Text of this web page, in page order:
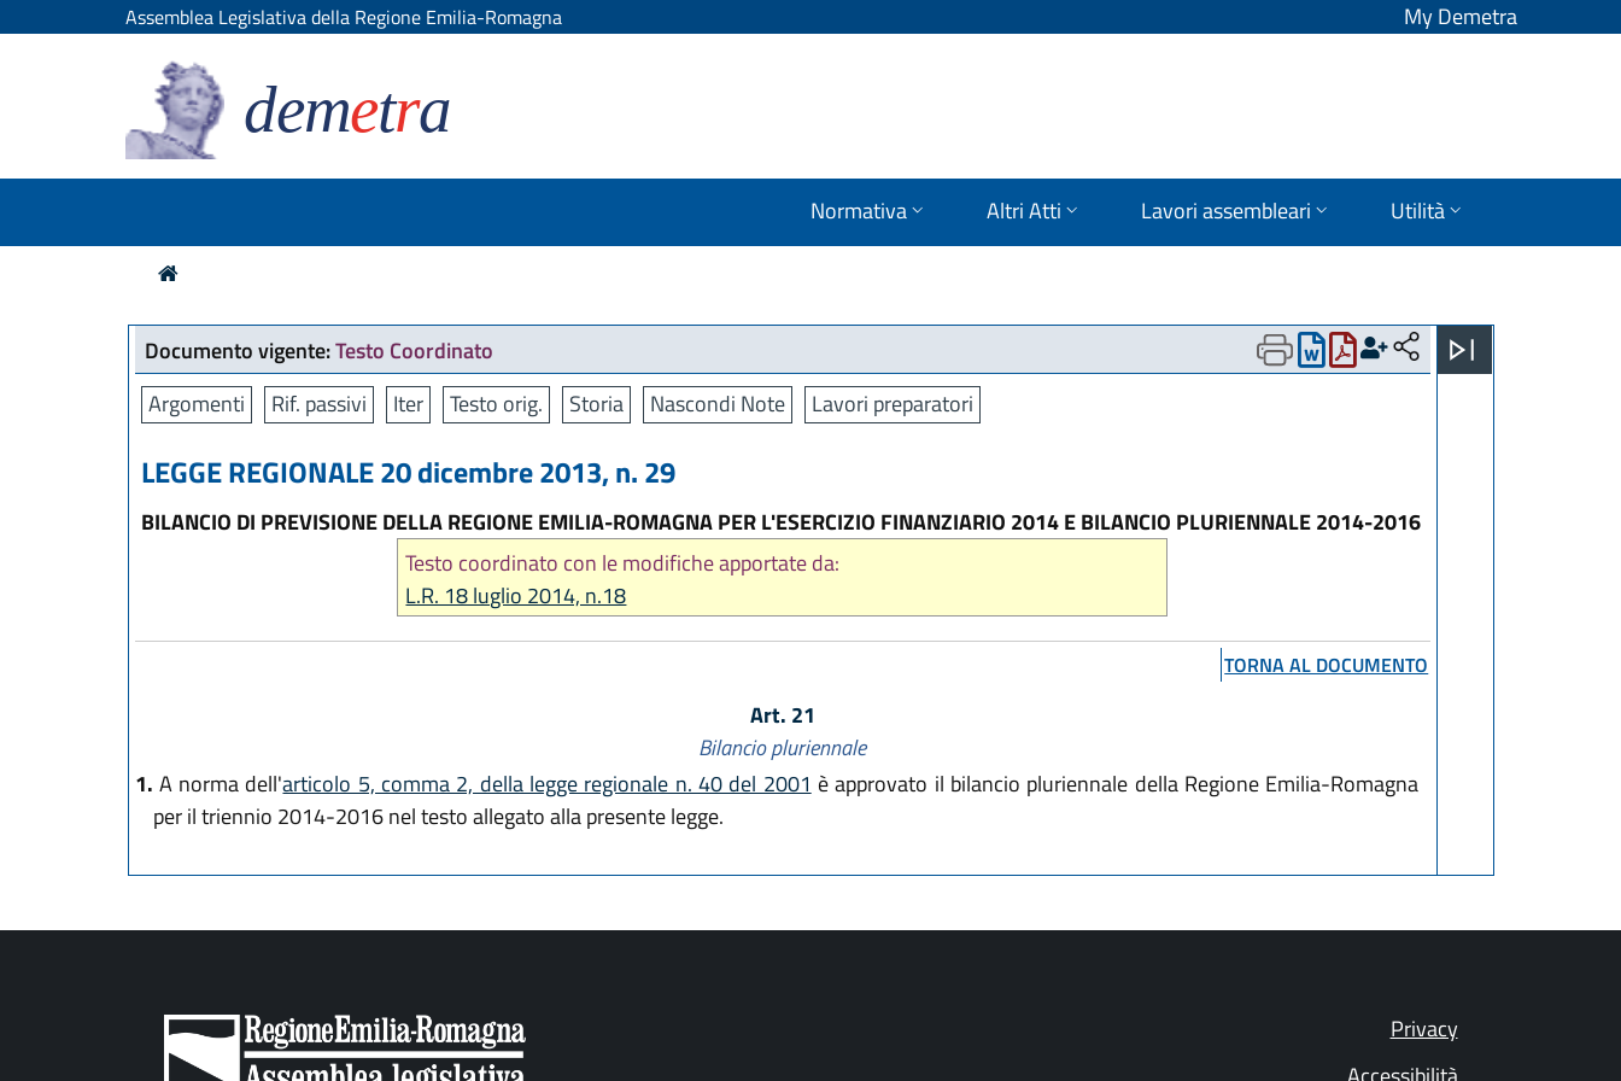
Assemblea Legislativa della Regione Emilia-Romagna My Demetra
demetra
Normativa Altri Atti Lavori assembleari Utilità
Documento vigente:Testo Coordinato
Argomenti
Rif. passivi Iter Testo orig. Storia Nascondi Note Lavori preparatori
LEGGE REGIONALE 20 dicembre 2013, n. 29
BILANCIO DI PREVISIONE DELLA REGIONE EMILIA-ROMAGNA PER L'ESERCIZIO FINANZIARIO 2014 E BILANCIO PLURIENNALE 2014-2016
Testo coordinato con le modifiche apportate da:
L.R. 18 luglio 2014, n.18
TORNA AL DOCUMENTO
Art. 21
Bilancio pluriennale
1. A norma dell'articolo 5, comma 2, della legge regionale n. 40 del 2001 è approvato il bilancio pluriennale della Regione Emilia-Romagna
per il triennio 2014-2016 nel testo allegato alla presente legge.
Privacy